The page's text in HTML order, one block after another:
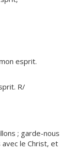
esprit.
R/
; garde-nous
le Christ, et